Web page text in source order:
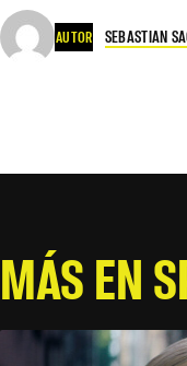
AUTOR SEBASTIAN
MÁS EN